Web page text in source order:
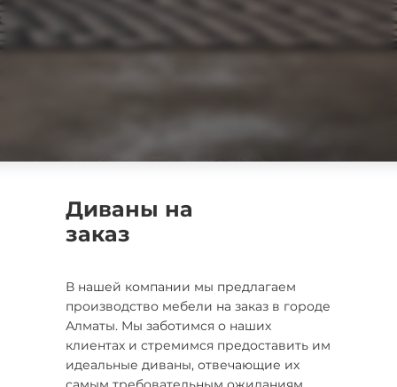
В нашей компании мы предлагаем
производство мебели на заказ в городе
Алматы. Мы заботимся о наших
клиентах и стремимся предоставить им
идеальные диваны, отвечающие их
Диваны на
заказ